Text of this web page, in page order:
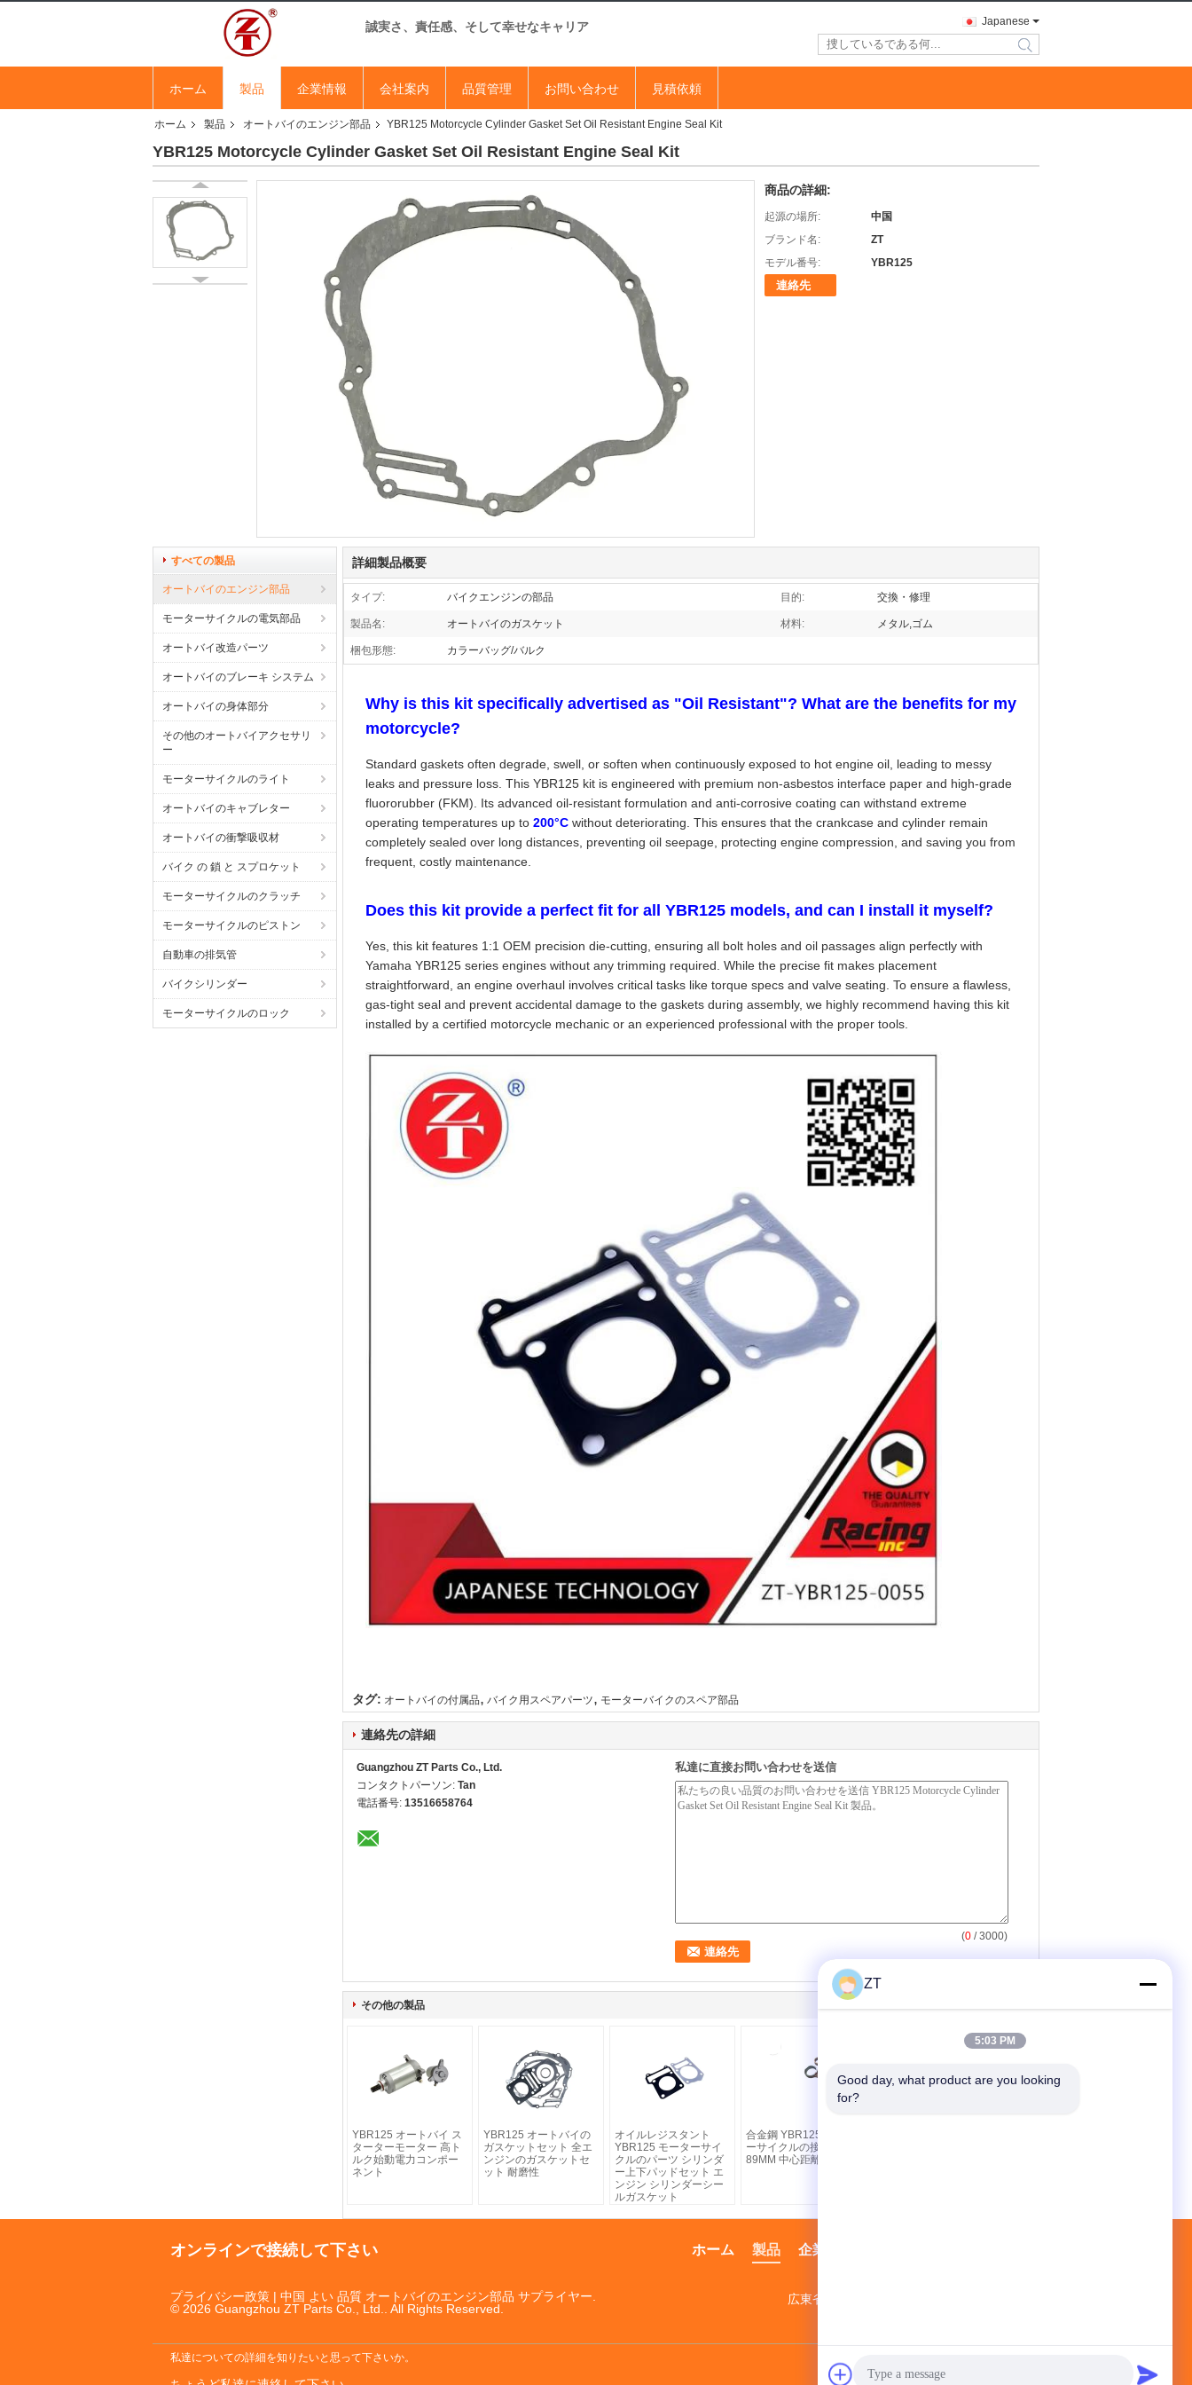
誠実さ、責任感、そして幸せなキャリア Japanese
search
ホーム 製品 企業情報 会社案内 品質管理 お問い合わせ 見積依頼
ホーム 製品 オートバイのエンジン部品 YBR125 Motorcycle Cylinder Gasket Set Oil Resistant Engine Seal Kit
YBR125 Motorcycle Cylinder Gasket Set Oil Resistant Engine Seal Kit
商品の詳細:
起源の場所:
中国
ブランド名:
ZT
モデル番号:
YBR125
連絡先
すべての製品
オートバイのエンジン部品
モーターサイクルの電気部品
オートバイ改造パーツ
オートバイのブレーキ システム
オートバイの身体部分
その他のオートバイアクセサリ
ー
モーターサイクルのライト
オートバイのキャブレター
オートバイの衝撃吸収材
バイク の 鎖 と スプロケット
モーターサイクルのクラッチ
モーターサイクルのピストン
自動車の排気管
バイクシリンダー
モーターサイクルのロック
詳細製品概要
タイプ: バイクエンジンの部品 目的: 交換・修理
製品名: オートバイのガスケット 材料: メタル,ゴム
梱包形態: カラーバッグ/バルク
Why is this kit specifically advertised as "Oil Resistant"? What are the benefits for my
motorcycle?
Standard gaskets often degrade, swell, or soften when continuously exposed to hot engine oil, leading to messy
leaks and pressure loss. This YBR125 kit is engineered with premium non-asbestos interface paper and high-grade
fluororubber (FKM). Its advanced oil-resistant formulation and anti-corrosive coating can withstand extreme
operating temperatures up to 200°C without deteriorating. This ensures that the crankcase and cylinder remain
completely sealed over long distances, preventing oil seepage, protecting engine compression, and saving you from
frequent, costly maintenance.
Does this kit provide a perfect fit for all YBR125 models, and can I install it myself?
Yes, this kit features 1:1 OEM precision die-cutting, ensuring all bolt holes and oil passages align perfectly with
Yamaha YBR125 series engines without any trimming required. While the precise fit makes placement
straightforward, an engine overhaul involves critical tasks like torque specs and valve seating. To ensure a flawless,
gas-tight seal and prevent accidental damage to the gaskets during assembly, we highly recommend having this kit
installed by a certified motorcycle mechanic or an experienced professional with the proper tools.
タグ: オートバイの付属品, バイク用スペアパーツ, モーターバイクのスペア部品
連絡先の詳細
Guangzhou ZT Parts Co., Ltd.
コンタクトパーソン: Tan
電話番号: 13516658764
私達に直接お問い合わせを送信
(0 / 3000)
その他の製品
YBR125 オートバイ ス
ターターモーター 高ト
ルク始動電力コンポー
ネント
YBR125 オートバイの
ガスケットセット 全エ
ンジンのガスケットセ
ット 耐磨性
オイルレジスタント
YBR125 モーターサイ
クルのパーツ シリンダ
ー上下パッドセット エ
ンジン シリンダーシー
ルガスケット
合金鋼 YBR125 モータ
ーサイクルの接続棒組
89MM 中心距離
オンラインで接続して下さい 企業情報
製品
ホーム
プライバシー政策 | 中国 よい 品質 オートバイのエンジン部品 サプライヤー.
© 2026 Guangzhou ZT Parts Co., Ltd.. All Rights Reserved.
広東省バイユン地区 モペイ工業公園3号館
私達についての詳細を知りたいと思って下さいか。
ZT
5:03 PM
Good day, what product are you looking
for?